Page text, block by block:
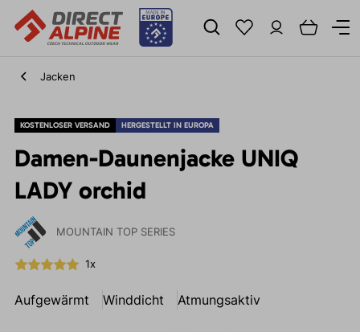
Jacken
KOSTENLOSER VERSAND HERGESTELLT IN EUROPA
Damen-Daunenjacke UNIQ
LADY orchid
MOUNTAIN TOP SERIES
1x
Aufgewärmt Winddicht Atmungsaktiv